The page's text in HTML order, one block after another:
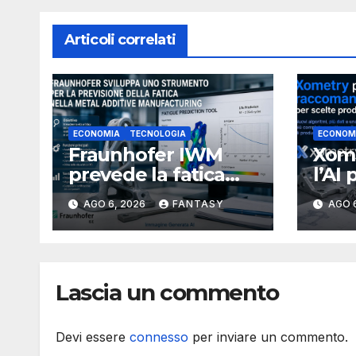
Articoli correlati
ECONOMIA TECNOLOGIA
Fraunhofer IWM
prevede la fatica
dei componenti
metallici stampati in
3D
AGO 6, 2026 FANTASY
l’AI
più
AGO
Lascia un commento
Devi essere connesso per inviare un commento.